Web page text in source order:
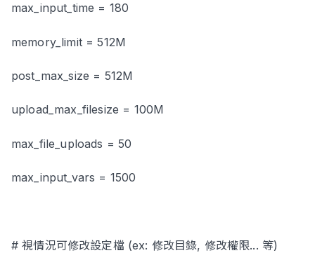
max_input_time = 180
memory_limit = 512M
post_max_size = 512M
upload_max_filesize = 100M
max_file_uploads = 50
max_input_vars = 1500
# 視情況可修改設定檔 (ex: 修改目錄, 修改權限... 等)